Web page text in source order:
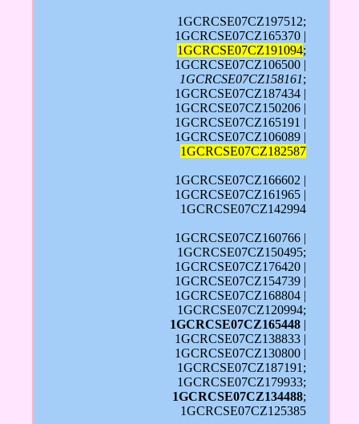
1GCRCSE07CZ197512;
1GCRCSE07CZ165370 |
1GCRCSE07CZ191094;
1GCRCSE07CZ106500 |
1GCRCSE07CZ158161;
1GCRCSE07CZ187434 |
1GCRCSE07CZ150206 |
1GCRCSE07CZ165191 |
1GCRCSE07CZ106089 |
1GCRCSE07CZ182587
1GCRCSE07CZ166602 |
1GCRCSE07CZ161965 |
1GCRCSE07CZ142994
1GCRCSE07CZ160766 |
1GCRCSE07CZ150495;
1GCRCSE07CZ176420 |
1GCRCSE07CZ154739 |
1GCRCSE07CZ168804 |
1GCRCSE07CZ120994;
1GCRCSE07CZ165448 |
1GCRCSE07CZ138833 |
1GCRCSE07CZ130800 |
1GCRCSE07CZ187191;
1GCRCSE07CZ179933;
1GCRCSE07CZ134488;
1GCRCSE07CZ125385